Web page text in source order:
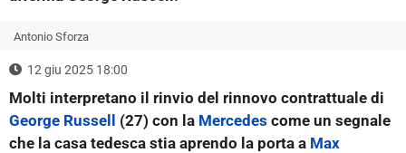
Antonio Sforza
12 giu 2025 18:00
Molti interpretano il rinvio del rinnovo contrattuale di
George Russell (27) con la Mercedes come un segnale
che la casa tedesca stia aprendo la porta a Max